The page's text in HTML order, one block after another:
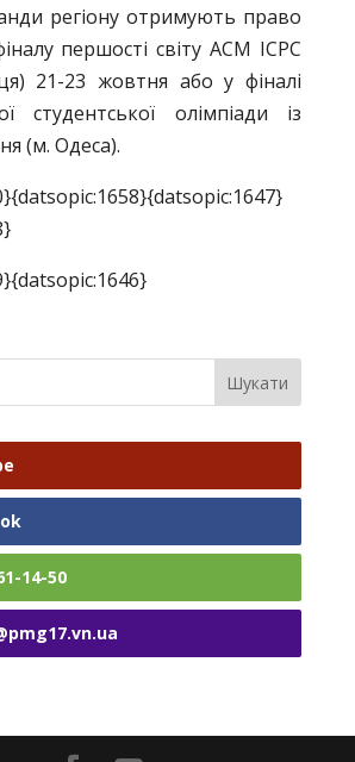
регіону отримують право
першості світу ACM ICPC
21-23 жовтня або у фіналі
студентської олімпіади із
(м. Одеса).
{datsopic:1647}
{datsopic:1646}
14-50